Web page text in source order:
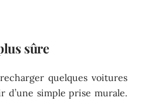
sûre
quelques voitures
d’une simple prise murale.